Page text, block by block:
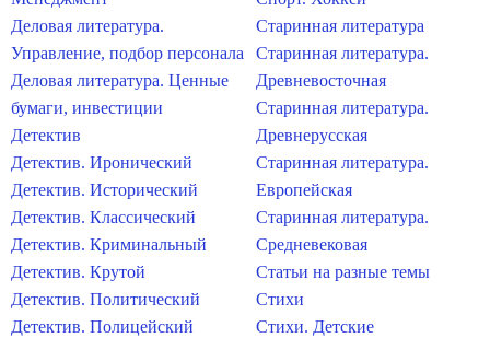
Деловая литература.
Управление, подбор персонала
Деловая литература. Ценные
бумаги, инвестиции
Детектив
Детектив. Иронический
Детектив. Исторический
Детектив. Классический
Детектив. Криминальный
Детектив. Крутой
Детектив. Политический
Детектив. Полицейский
Старинная литература
Старинная литература.
Древневосточная
Старинная литература.
Древнерусская
Старинная литература.
Европейская
Старинная литература.
Средневековая
Статьи на разные темы
Стихи
Стихи. Детские